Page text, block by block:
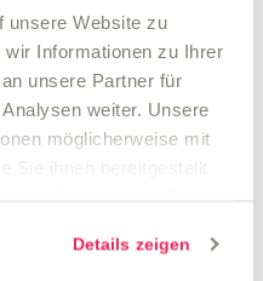
unsere Website zu
Informationen zu Ihrer
unsere Partner für
weiter. Unsere
möglicherweise mit
Sie ihnen bereitgestellt
Details zeigen